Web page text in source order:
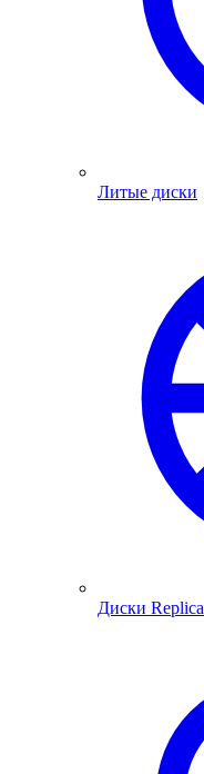
Литые диски
Диски Replica